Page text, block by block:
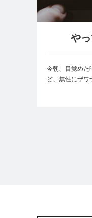
やっ
今朝、目覚めた
ど、無性にザ